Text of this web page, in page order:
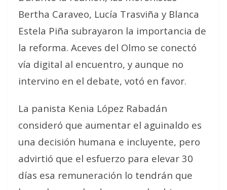
Bertha Caraveo, Lucía Trasviña y Blanca
Estela Piña subrayaron la importancia de
la reforma. Aceves del Olmo se conectó
vía digital al encuentro, y aunque no
intervino en el debate, votó en favor.
La panista Kenia López Rabadán
consideró que aumentar el aguinaldo es
una decisión humana e incluyente, pero
advirtió que el esfuerzo para elevar 30
días esa remuneración lo tendrán que